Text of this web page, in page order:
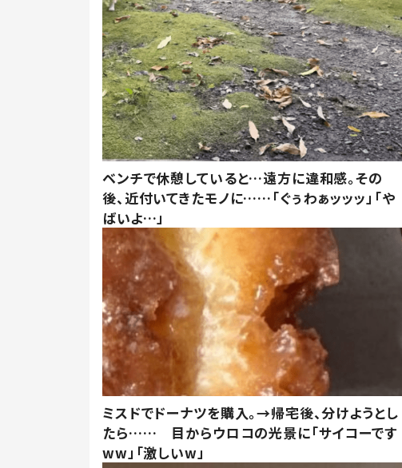
ベンチで休憩していると…遠方に違和感。その
後、近付いてきたモノに……「ぐぅわぁッッッ」「や
ばいよ…」
ミスドでドーナツを購入。→帰宅後、分けようとし
たら…… 目からウロコの光景に「サイコーです
ww」「激しいw」